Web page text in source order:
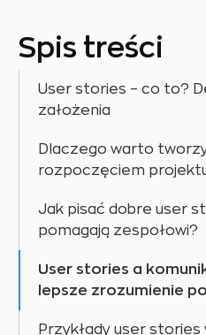
Spis treści
User stories – co to?
założenia
Dlaczego warto
rozpoczęciem
Jak pisać dobre user
pomagają zespołowi?
User stories a
lepsze zrozumienie
Przykłady user